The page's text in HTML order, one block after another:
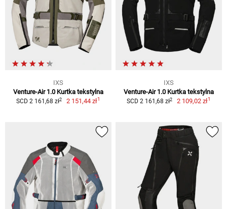
IXS
Venture-Air 1.0 Kurtka tekstylna
SCD 2 161,68 zł2 2 151,44 zł1
IXS
Venture-Air 1.0 Kurtka tekstylna
SCD 2 161,68 zł2 2 109,02 zł1